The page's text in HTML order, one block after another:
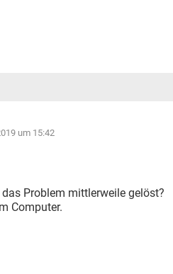
um 15:42
Problem mittlerweile gelöst?
Computer.